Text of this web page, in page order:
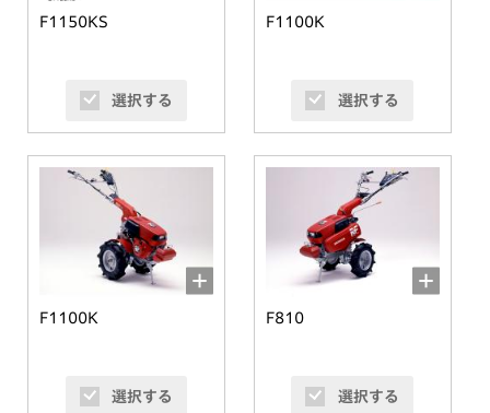
F1150KS
選択する
F1100K
選択する
F1100K
選択する
F810
選択する